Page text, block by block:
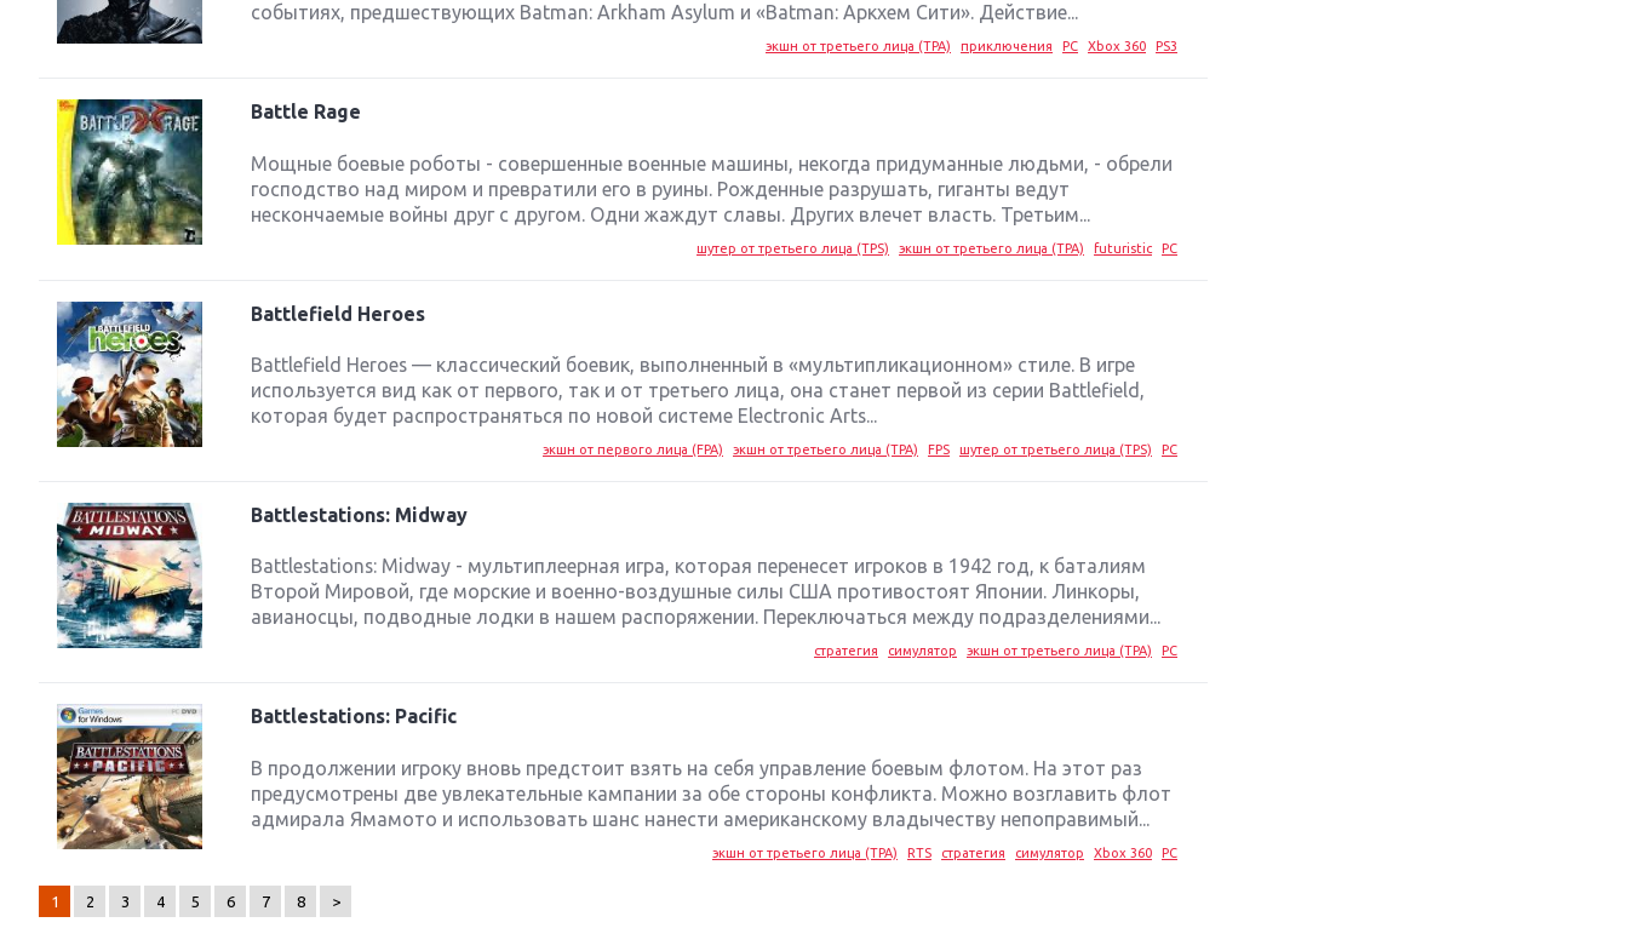
событиях, предшествующих Batman: Arkham Asylum и «Batman: Аркхем Сити». Действие...
экшн от третьего лица (TPA) приключения PC Xbox 360 PS3
Battle Rage
Мощные боевые роботы - совершенные военные машины, некогда придуманные людьми, - обрели
господство над миром и превратили его в руины. Рожденные разрушать, гиганты ведут
нескончаемые войны друг с другом. Одни жаждут славы. Других влечет власть. Третьим...
шутер от третьего лица (TPS) экшн от третьего лица (TPA) futuristic PC
Battlefield Heroes
Battlefield Heroes — классический боевик, выполненный в «мультипликационном» стиле. В игре
используется вид как от первого, так и от третьего лица, она станет первой из серии Battlefield,
которая будет распространяться по новой системе Electronic Arts...
экшн от первого лица (FPA) экшн от третьего лица (TPA) FPS шутер от третьего лица (TPS) PC
Battlestations: Midway
Battlestations: Midway - мультиплеерная игра, которая перенесет игроков в 1942 год, к баталиям
Второй Мировой, где морские и военно-воздушные силы США противостоят Японии. Линкоры,
авианосцы, подводные лодки в нашем распоряжении. Переключаться между подразделениями...
стратегия симулятор экшн от третьего лица (TPA) PC
Battlestations: Pacific
В продолжении игроку вновь предстоит взять на себя управление боевым флотом. На этот раз
предусмотрены две увлекательные кампании за обе стороны конфликта. Можно возглавить флот
адмирала Ямамото и использовать шанс нанести американскому владычеству непоправимый...
экшн от третьего лица (TPA) RTS стратегия симулятор Xbox 360 PC
1 2 3 4 5 6 7 8 >